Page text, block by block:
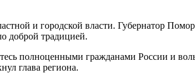
и городской власти. Губернатор
доброй традицией.
полноценными гражданами России и
глава региона.